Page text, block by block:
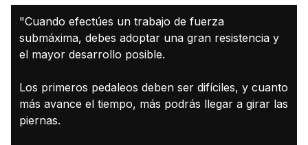
"Cuando efectúes un trabajo de fuerza
submáxima, debes adoptar una gran resistencia y
el mayor desarrollo posible.
Los primeros pedaleos deben ser difíciles, y cuanto
más avance el tiempo, más podrás llegar a girar las
piernas.